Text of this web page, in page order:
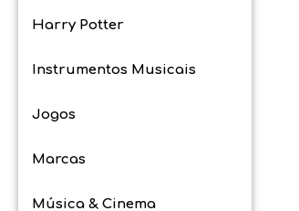
Harry Potter
Instrumentos Musicais
Jogos
Marcas
Música & Cinema